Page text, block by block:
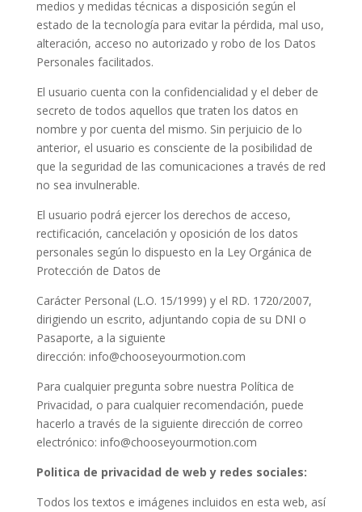
medios y medidas técnicas a disposición según el
estado de la tecnología para evitar la pérdida, mal uso,
alteración, acceso no autorizado y robo de los Datos
Personales facilitados.
El usuario cuenta con la confidencialidad y el deber de
secreto de todos aquellos que traten los datos en
nombre y por cuenta del mismo. Sin perjuicio de lo
anterior, el usuario es consciente de la posibilidad de
que la seguridad de las comunicaciones a través de red
no sea invulnerable.
El usuario podrá ejercer los derechos de acceso,
rectificación, cancelación y oposición de los datos
personales según lo dispuesto en la Ley Orgánica de
Protección de Datos de
Carácter Personal (L.O. 15/1999) y el RD. 1720/2007,
dirigiendo un escrito, adjuntando copia de su DNI o
Pasaporte, a la siguiente
dirección: info@chooseyourmotion.com
Para cualquier pregunta sobre nuestra Política de
Privacidad, o para cualquier recomendación, puede
hacerlo a través de la siguiente dirección de correo
electrónico: info@chooseyourmotion.com
Politica de privacidad de web y redes sociales:
Todos los textos e imágenes incluidos en esta web, así